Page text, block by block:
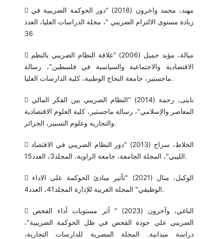
 مهند، محمد واخرون (2018) "دور الحوكمة الضريبية في
زيادة مستوى الالتزام الضريبي "، مجلة الدراسات العليا، العدد
36
 ميالة، مؤيد جميل (2006) "علاقة النظام الضريبي بالنظم
الاقتصادية والاجتماعية والسياسية في فلسطين"، رسالة
ماجستير، جامعة النجاح الوطنية، كلية الدارسات العليا.
 نابتى، رحمة (2014) "النظام الضريبي بين الفكر المالي
المعاصر والإسلامي"، رسالة ماجستير، كلية العلوم الاقتصادية
والتجارية وعلوم التسيير، الجزائر.
 الخلاط، سراج (2013) "دور النظام الضريبي في الاقتصاد
الليبي"، المجلة الجامعة، جامعة الزاوية، المجلد3، العدد15.
 الوكيل، منال (2021) "تأثير مبادئ الحوكمة على الاداء
الوظيفي" المجلة العربية للإدارة المجلد41، العدد4.
 الناغي، وآخرون (2023) " أثر مستويات أداء الفحص
الضريبي علي جودة الفحص في ظل الحوكمة الضريبية"،
دراسة ميدانية. المجلة المصرية للدارسات التجارية،